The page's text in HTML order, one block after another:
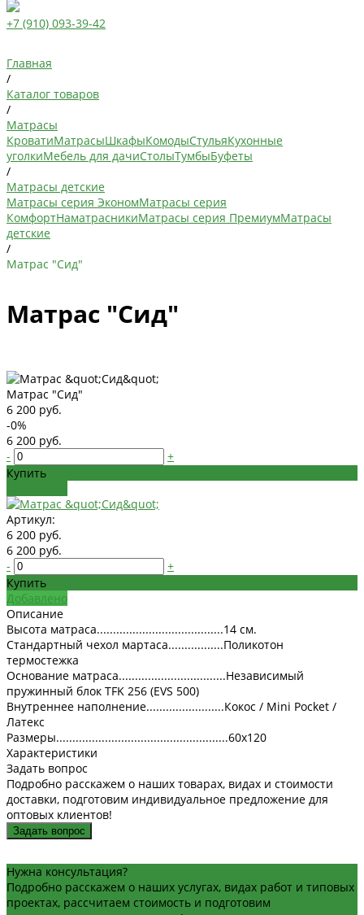
+7 (910) 093-39-42
Главная
/
Каталог товаров
/
Матрасы
КроватиМатрасыШкафыКомодыСтульяКухонные
уголкиМебель для дачиСтолыТумбыБуфеты
/
Матрасы детские
Матрасы серия ЭкономМатрасы серия
КомфортНаматрасникиМатрасы серия ПремиумМатрасы
детские
/
Матрас "Сид"
Матрас "Сид"
Матрас "Сид"
6 200 руб.
-0%
6 200 руб.
-
+
Купить
Артикул:
6 200 руб.
6 200 руб.
-
+
Купить
Добавлено
Описание
Высота матраса.......................................14 см.
Стандартный чехол мартаса.................Поликотон
термостежка
Основание матраса.................................Независимый
пружинный блок TFK 256 (EVS 500)
Внутреннее наполнение........................Кокос / Mini Pocket /
Латекс
Размеры.....................................................60х120
Характеристики
Задать вопрос
Подробно расскажем о наших товарах, видах и стоимости
доставки, подготовим индивидуальное предложение для
оптовых клиентов!
Задать вопрос
Нужна консультация?
Подробно расскажем о наших услугах, видах работ и типовых
проектах, рассчитаем стоимость и подготовим